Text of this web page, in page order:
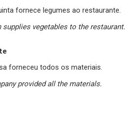
fornece legumes ao restaurante.
supplies vegetables to the restaurant.
forneceu todos os materiais.
provided all the materials.